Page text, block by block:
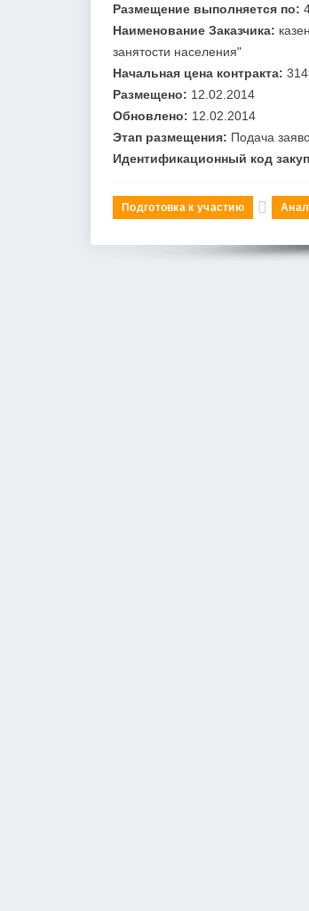
Размещение выполняется по:
Наименование Заказчика:
занятости населения"
Начальная цена контракта:
Размещено: 12.02.2014
Обновлено: 12.02.2014
Этап размещения: Подача
Идентификационный код
Подготовка к участию